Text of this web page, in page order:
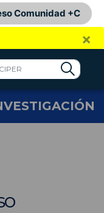
Comunidad +C
×